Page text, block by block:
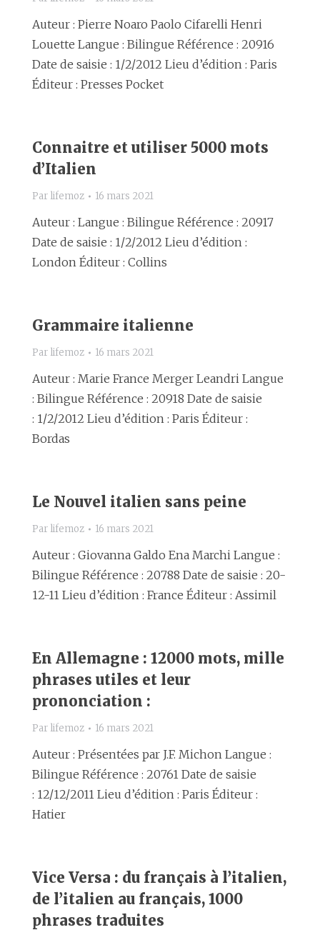
Auteur : Pierre Noaro Paolo Cifarelli Henri
Louette Langue : Bilingue Référence : 20916
Date de saisie : 1/2/2012 Lieu d’édition : Paris
Éditeur : Presses Pocket
Connaitre et utiliser 5000 mots
d’Italien
Par lifemoz 16 mars 2021
Auteur : Langue : Bilingue Référence : 20917
Date de saisie : 1/2/2012 Lieu d’édition :
London Éditeur : Collins
Grammaire italienne
Par lifemoz 16 mars 2021
Auteur : Marie France Merger Leandri Langue
: Bilingue Référence : 20918 Date de saisie
: 1/2/2012 Lieu d’édition : Paris Éditeur :
Bordas
Le Nouvel italien sans peine
Par lifemoz 16 mars 2021
Auteur : Giovanna Galdo Ena Marchi Langue :
Bilingue Référence : 20788 Date de saisie : 20-
12-11 Lieu d’édition : France Éditeur : Assimil
En Allemagne : 12000 mots, mille
phrases utiles et leur
prononciation :
Par lifemoz 16 mars 2021
Auteur : Présentées par J.F. Michon Langue :
Bilingue Référence : 20761 Date de saisie
: 12/12/2011 Lieu d’édition : Paris Éditeur :
Hatier
Vice Versa : du français à l’italien,
de l’italien au français, 1000
phrases traduites